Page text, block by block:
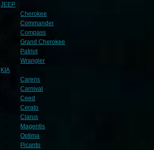
JEEP
Cherokee
Commander
Compass
Grand Cherokee
Patriot
Wrangler
KIA
Carens
Carnival
Ceed
Cerato
Clarus
Magentis
Optima
Picanto